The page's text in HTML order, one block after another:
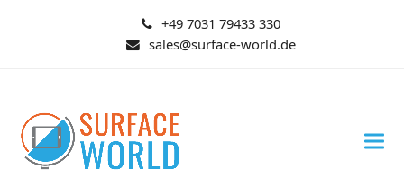
+49 7031 79433 330
sales@surface-world.de